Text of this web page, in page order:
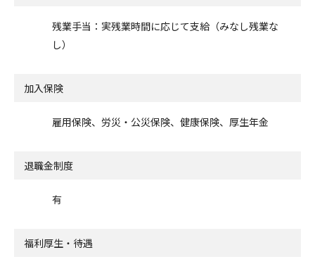
残業手当：実残業時間に応じて支給（みなし残業な
し）
加入保険
雇用保険、労災・公災保険、健康保険、厚生年金
退職金制度
有
福利厚生・待遇